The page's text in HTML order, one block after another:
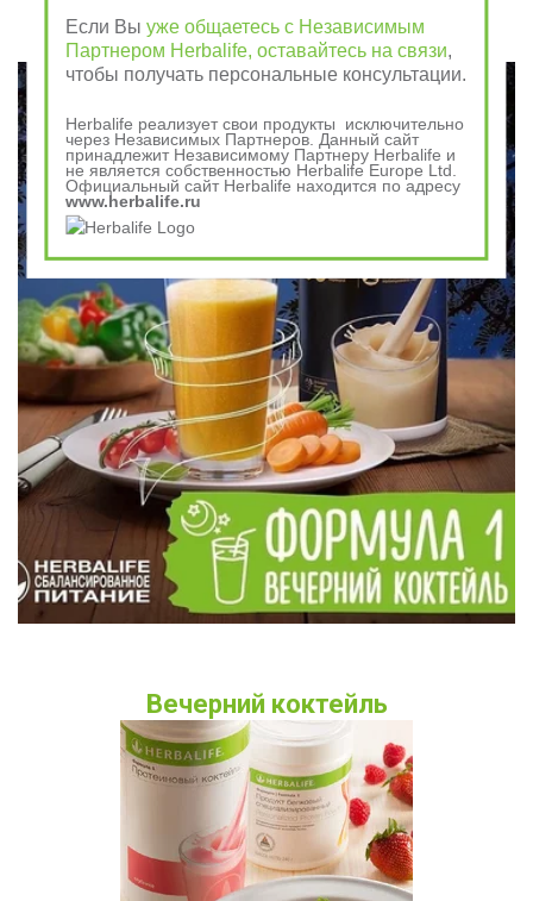
Вечерний коктейль
Если Выуже общаетесь с Независимым
Партнером Herbalife, оставайтесь на связи,
чтобы получать персональные консультации.
Herbalife реализует свои продукты исключительно
через Независимых Партнеров. Данный сайт
принадлежит Независимому Партнеру Herbalife и
не является собственностью Herbalife Europe Ltd.
Официальный сайт Herbalife находится по адресу
www.herbalife.ru